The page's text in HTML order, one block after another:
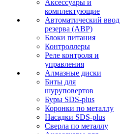
Аксессуары и
комплектующие
Автоматический ввод
резерва (АВР)
Блоки питания
Контроллеры
Реле контроля и
управления
Алмазные диски
Биты для
шуруповертов
Буры SDS-plus
Коронки по металлу
Насадки SDS-plus
Сверла по металлу